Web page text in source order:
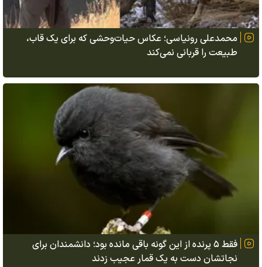
محمدعلی رونیاسی؛ عکاس حیات‌وحشی که برای یک قاب،
طبیعت را قربانی نمی‌کند
فقط ۵ پرنده از این گونه باقی مانده بود؛ دانشمندان برای
نجاتشان دست به یک قمار عجیب زدند